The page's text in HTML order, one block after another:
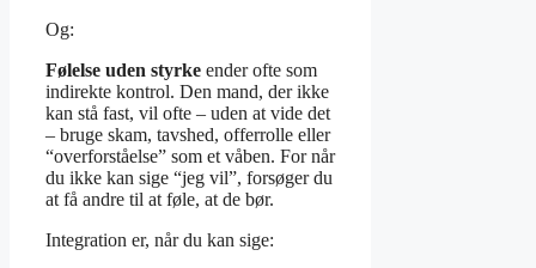
Og:
Følelse uden styrke ender ofte som
indirekte kontrol. Den mand, der ikke
kan stå fast, vil ofte – uden at vide det
– bruge skam, tavshed, offerrolle eller
“overforståelse” som et våben. For når
du ikke kan sige “jeg vil”, forsøger du
at få andre til at føle, at de bør.
Integration er, når du kan sige: